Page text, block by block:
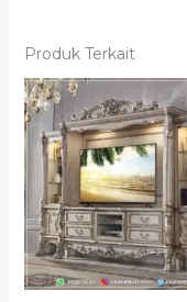
Produk Terkait